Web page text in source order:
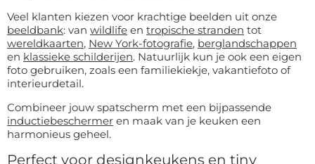
Veel klanten kiezen voor krachtige beelden uit onze
beeldbank: van wildlife en tropische stranden tot
wereldkaarten, New York-fotografie, berglandschappen
en klassieke schilderijen. Natuurlijk kun je ook een eigen
foto gebruiken, zoals een familiekiekje, vakantiefoto of
interieurdetail.
Combineer jouw spatscherm met een bijpassende
inductiebeschermer en maak van je keuken een
harmonieus geheel.
Perfect voor designkeukens en tiny